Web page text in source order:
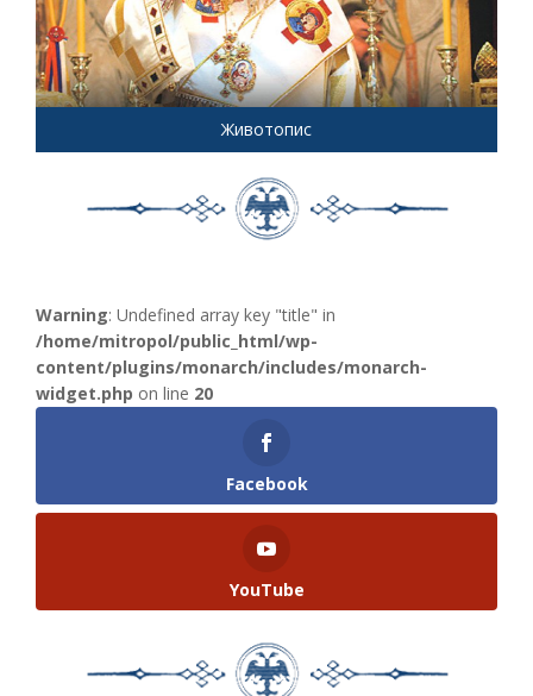
Животопис
Warning: Undefined array key "title" in
/home/mitropol/public_html/wp-
content/plugins/monarch/includes/monarch-
widget.php on line 20
Facebook
YouTube